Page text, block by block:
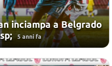
inciampa a Belgrado
5 anni fa